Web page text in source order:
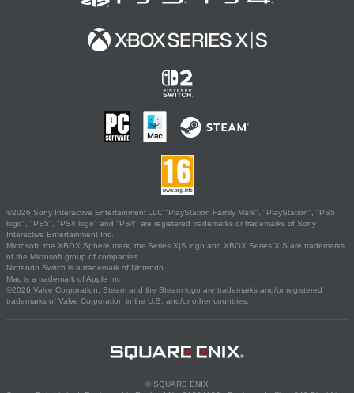
©2026 Sony Interactive Entertainment LLC."PlayStation Family Mark", "PlayStation", "PS5
logo", "PS5", "PS4 logo" and "PS4" are registered trademarks or trademarks of Sony
Interactive Entertainment Inc.
Microsoft, the XBOX Sphere mark, the Series X|S logo and XBOX Series X|S are trademarks
of the Microsoft group of companies.
Nintendo Switch is a trademark of Nintendo.
Mac is a trademark of Apple Inc.
©2026 Valve Corporation. Steam and the Steam logo are trademarks and/or registered
trademarks of Valve Corporation in the U.S. and/or other countries.
© SQUARE ENIX